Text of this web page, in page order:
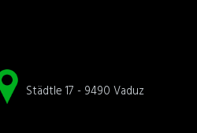
Städtle 17 - 9490 Vaduz